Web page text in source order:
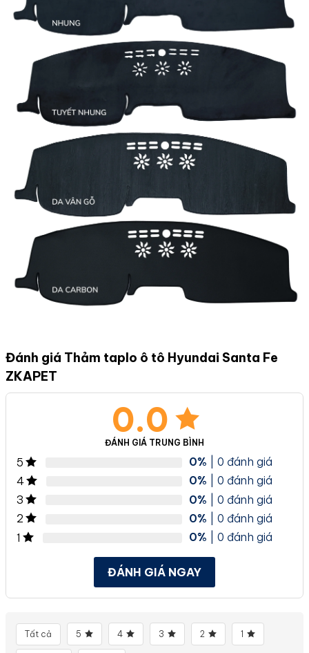
Đánh giá Thảm taplo ô tô Hyundai Santa Fe
ZKAPET
0.0
ĐÁNH GIÁ TRUNG BÌNH
5 0% | 0 đánh giá
4
0% | 0 đánh giá
3
0% | 0 đánh giá
2
0% | 0 đánh giá
1
0% | 0 đánh giá
ĐÁNH GIÁ NGAY
Tất cả 5 4 3 2 1